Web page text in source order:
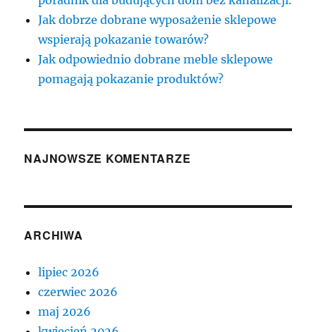
Jak dobrze dobrane wyposażenie sklepowe
wspierają pokazanie towarów?
Jak odpowiednio dobrane meble sklepowe
pomagają pokazanie produktów?
NAJNOWSZE KOMENTARZE
ARCHIWA
lipiec 2026
czerwiec 2026
maj 2026